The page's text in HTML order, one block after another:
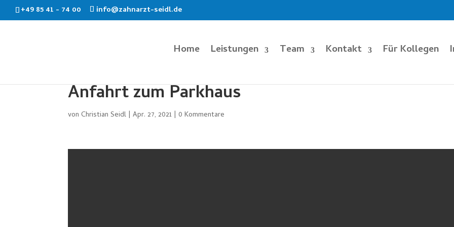
+49 85 41 - 74 00 info@zahnarzt-seidl.de
Home Leistungen Team Kontakt Für Kollegen
Anfahrt zum Parkhaus
von Christian Seidl |Apr. 27, 2021 | 0 Kommentare